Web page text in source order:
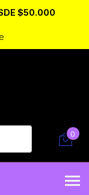
$50.000
0